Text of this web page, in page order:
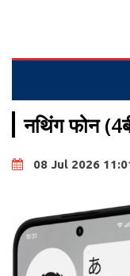
नथिंग फोन
08 Jul 2026